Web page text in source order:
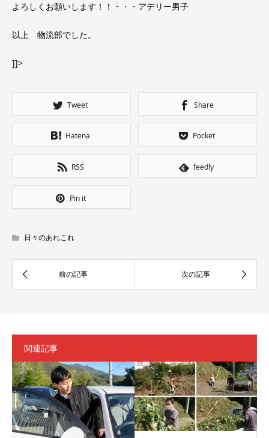
よろしくお願いします！！・・・アデリー男子
以上 物流部でした。
]]>
Tweet Share
Hatena Pocket
RSS feedly
Pin it
日々のあれこれ
関連記事